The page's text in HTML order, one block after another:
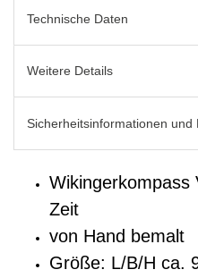
Technische Daten
Weitere Details
Sicherheitsinformationen und
Wikingerkompass
Zeit
von Hand bemalt
Größe: L/B/H ca.